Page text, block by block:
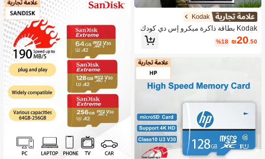
Kodak
Kodak بطاقة ذاكرة ميكرو إس دي كودك
الأصلية 128 جيجابايت، 64 جيجابايت، 32
جيجابايت، 16 جيجابايت، بطاقة ذاكرة فلا
₪20.50
%18
المكتبي